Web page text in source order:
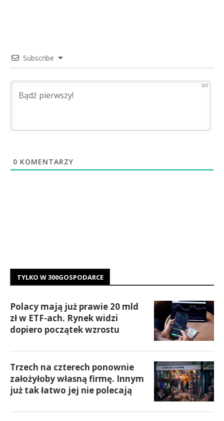
Subscribe
500
0 KOMENTARZY
TYLKO W 300GOSPODARCE
Polacy mają już prawie 20 mld
zł w ETF-ach. Rynek widzi
dopiero początek wzrostu
Trzech na czterech ponownie
założyłoby własną firmę. Innym
już tak łatwo jej nie polecają